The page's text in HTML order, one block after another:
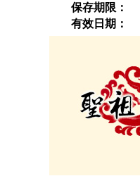
保存期限：
有效日期：